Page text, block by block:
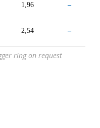
1,96 –
2,54 –
ring on request